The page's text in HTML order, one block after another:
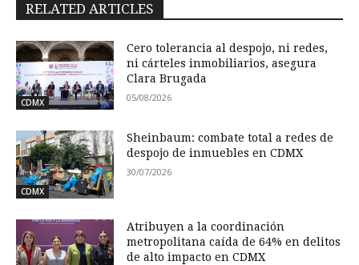
RELATED ARTICLES
CDMX
Cero tolerancia al despojo, ni redes,
ni cárteles inmobiliarios, asegura
Clara Brugada
05/08/2026
CDMX
Sheinbaum: combate total a redes de
despojo de inmuebles en CDMX
30/07/2026
Atribuyen a la coordinación
metropolitana caída de 64% en delitos
de alto impacto en CDMX